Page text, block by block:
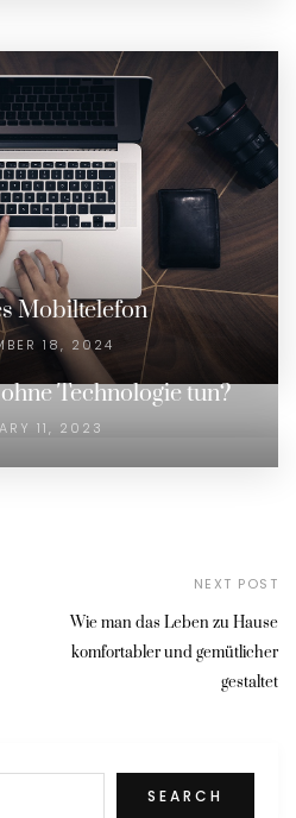
Mobiltelefon
18, 2024
Technologie tun?
11, 2023
NEXT POST
Wie man das Leben zu Hause
komfortabler und gemütlicher
gestaltet
SEARCH